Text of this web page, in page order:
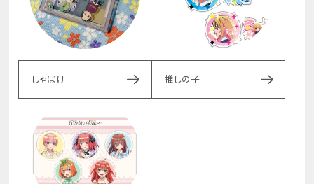
しゃばけ 推しの子